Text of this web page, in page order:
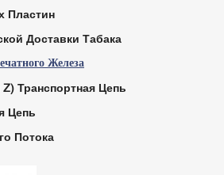
Пластин
Доставки Табака
Железа
Транспортная Цепь
Цепь
Потока